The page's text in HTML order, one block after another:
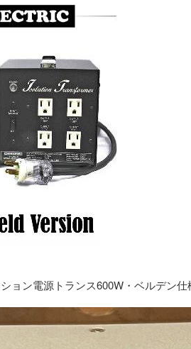
ョン電源トランス600W・ベルデン仕